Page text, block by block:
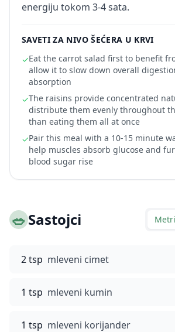
energiju tokom 3-4 sata.
SAVETI ZA NIVO ŠEĆERA U KRVI
✓Eat the carrot salad first to benefit
allow it to slow down overall
absorption
✓The raisins provide concentrated
distribute them evenly throughout
than eating them all at once
✓Pair this meal with a 10-15 minute
help muscles absorb glucose and
blood sugar rise
🥗Sastojci
2 tsp mleveni cimet
1 tsp mleveni kumin
1 tsp mleveni korijander